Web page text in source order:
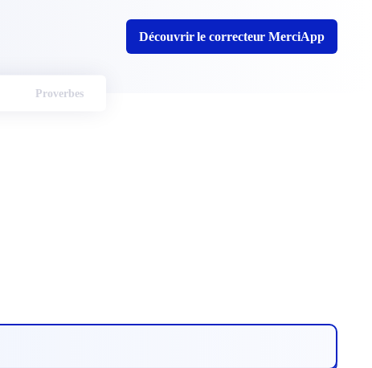
Découvrir le correcteur MerciApp
Proverbes